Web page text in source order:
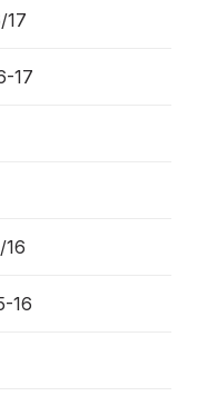
17
17
16